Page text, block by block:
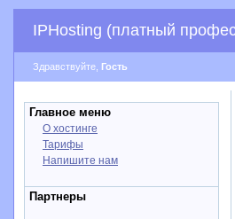
IPHosting (платный
Здравствуйте, Гость
Главное меню
О хостинге
Тарифы
Напишите нам
Партнеры